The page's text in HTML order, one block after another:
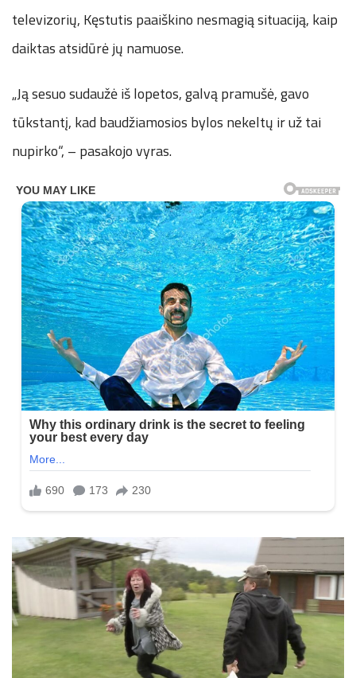
televizorių, Kęstutis paaiškino nesmagią situaciją, kaip
daiktas atsidūrė jų namuose.
„Ją sesuo sudaužė iš lopetos, galvą pramušė, gavo
tūkstantį, kad baudžiamosios bylos nekeltų ir už tai
nupirko“, – pasakojo vyras.